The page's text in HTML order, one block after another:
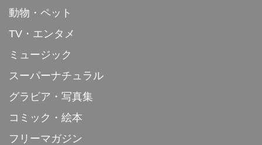
動物・ペット
TV・エンタメ
ミュージック
スーパーナチュラル
グラビア・写真集
コミック・絵本
フリーマガジン